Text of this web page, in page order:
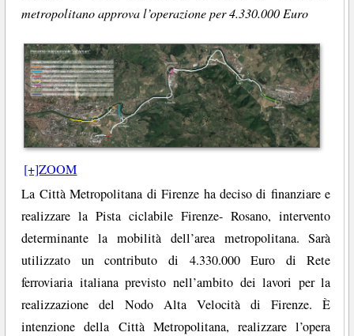
metropolitano approva l’operazione per 4.330.000 Euro
[+]ZOOM
La Città Metropolitana di Firenze ha deciso di finanziare e
realizzare la Pista ciclabile Firenze- Rosano, intervento
determinante la mobilità dell’area metropolitana. Sarà
utilizzato un contributo di 4.330.000 Euro di Rete
ferroviaria italiana previsto nell’ambito dei lavori per la
realizzazione del Nodo Alta Velocità di Firenze. È
intenzione della Città Metropolitana, realizzare l’opera